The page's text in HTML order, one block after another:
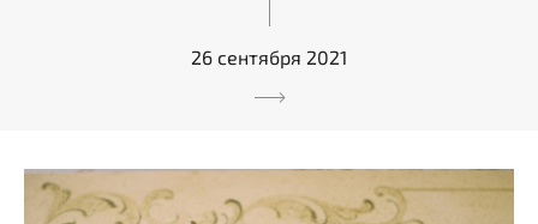
26 сентября 2021